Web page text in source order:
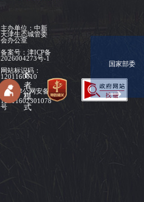
主办单位：中新
天津生态城管委
会办公室
备案号： 津ICP备
2026004273号-1
网站标识码：
1201160010
津公网安备
12011602301078
号
长
者
模
式
国家部委